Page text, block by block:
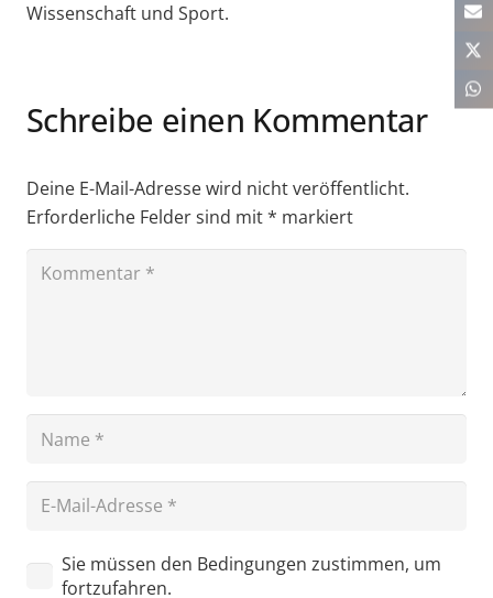
Wissenschaft und Sport.
Schreibe einen Kommentar
Deine E-Mail-Adresse wird nicht veröffentlicht.
Erforderliche Felder sind mit* markiert
Sie müssen den Bedingungen zustimmen, um
fortzufahren.